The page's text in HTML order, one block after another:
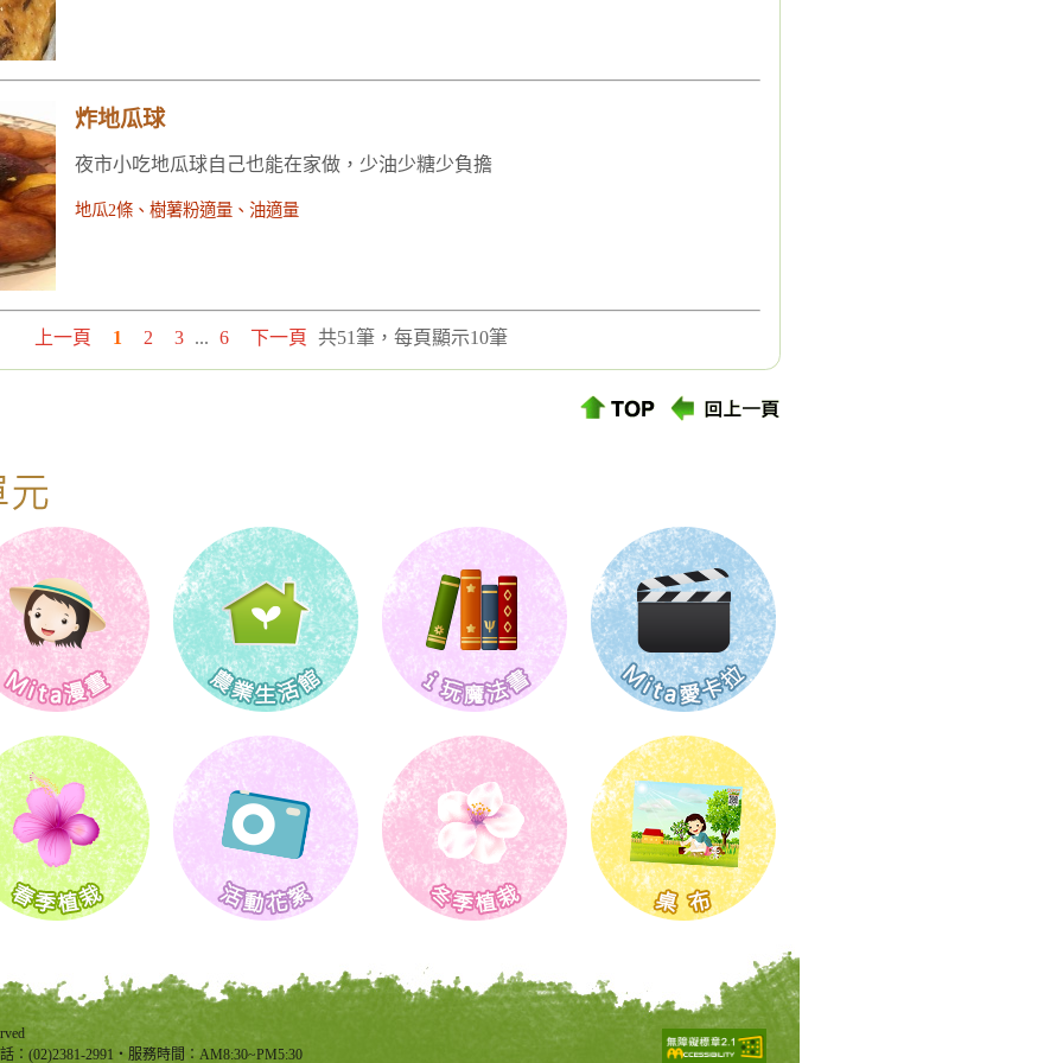
炸地瓜球
夜市小吃地瓜球自己也能在家做，少油少糖少負擔
地瓜2條、樹薯粉適量、油適量
上一頁 1 2 3 ... 6 下一頁 共51筆，每頁顯示10筆
：(02)2381-2991‧服務時間：AM8:30~PM5:30